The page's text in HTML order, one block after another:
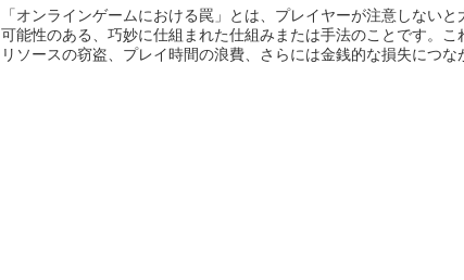
「オンラインゲームにおける罠」とは、プレイヤーが注意しない
可能性のある、巧妙に仕組まれた仕組みまたは手法のことです。こ
リソースの窃盗、プレイ時間の浪費、さらには金銭的な損失につな